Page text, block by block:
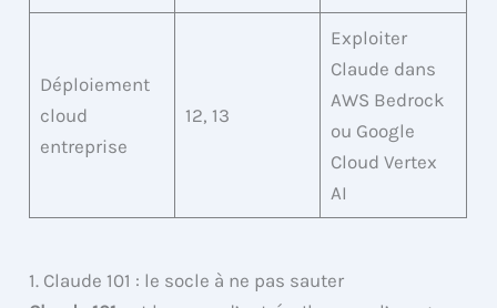
Déploiement
cloud
entreprise
12, 13
Exploiter
Claude dans
AWS Bedrock
ou Google
Cloud Vertex
AI
1. Claude 101 : le socle à ne pas sauter